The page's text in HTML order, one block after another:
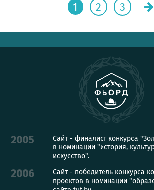
1 2 3
2005
Сайт - финалист конкурса
в номинации "история,
искусство".
2006
Сайт - победитель конкурса
проектов в номинации